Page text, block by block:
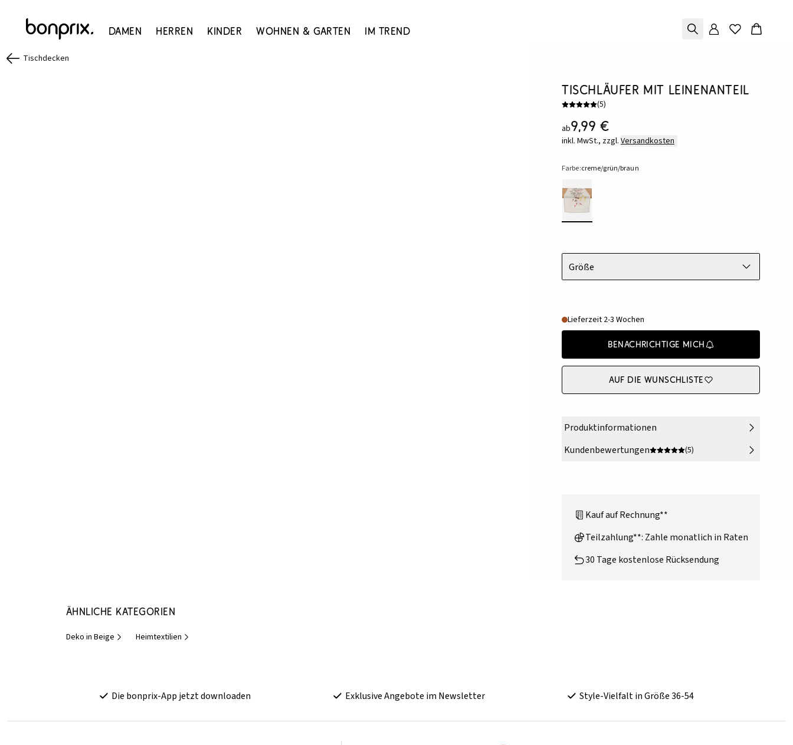
Damen Herren Kinder Wohnen & Garten Im Trend
Tischdecken
Tischläufer mit Leinenanteil
(5)
ab9,99 €
inkl. MwSt., zzgl. Versandkosten
Farbe:creme/grün/braun
Größe
Lieferzeit 2-3 Wochen
Benachrichtige mich
Auf die Wunschliste
Produktinformationen
Kundenbewertungen
(5)
Kauf auf Rechnung**
Teilzahlung**: Zahle monatlich in Raten
30 Tage kostenlose Rücksendung
Ähnliche Kategorien
Deko in Beige Heimtextilien
Die bonprix-App jetzt downloaden Exklusive Angebote im Newsletter Style-Vielfalt in Größe 36-54